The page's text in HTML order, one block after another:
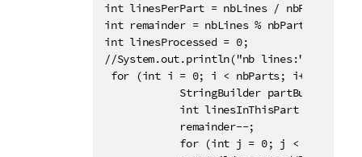
int linesPerPart = nbLines / nbParts;
int remainder = nbLines % nbParts;
int linesProcessed = 0;
//System.out.println("nb
for (int i = 0; i < nbParts; i++) {
StringBuilder partBuilder =
int linesInThisPart =
            remainder--;
for (int j = 0; j <